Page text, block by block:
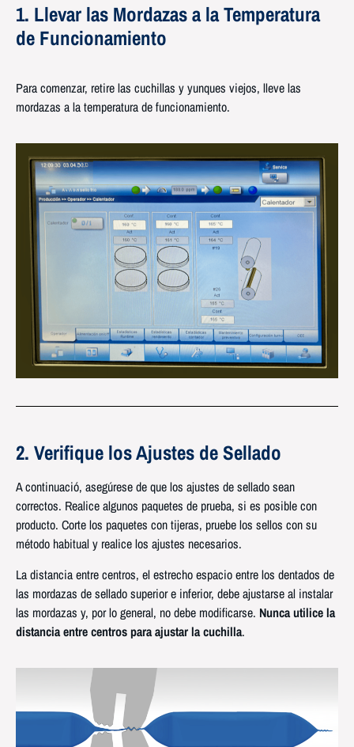
1. Llevar las Mordazas a la Temperatura
de Funcionamiento
Para comenzar, retire las cuchillas y yunques viejos, lleve las
mordazas a la temperatura de funcionamiento.
2. Verifique los Ajustes de Sellado
A continuació, asegúrese de que los ajustes de sellado sean
correctos. Realice algunos paquetes de prueba, si es posible con
producto. Corte los paquetes con tijeras, pruebe los sellos con su
método habitual y realice los ajustes necesarios.
La distancia entre centros, el estrecho espacio entre los dentados de
las mordazas de sellado superior e inferior, debe ajustarse al instalar
las mordazas y, por lo general, no debe modificarse. Nunca utilice la
distancia entre centros para ajustar la cuchilla.